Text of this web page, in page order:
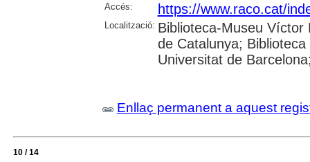
Accés: https://www.raco.cat/
Localització: Biblioteca-Museu Víctor
de Catalunya;
Universitat de
Enllaç permanent a aquest
10 / 14